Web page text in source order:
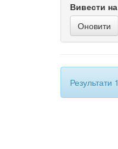
Вивести
Результати